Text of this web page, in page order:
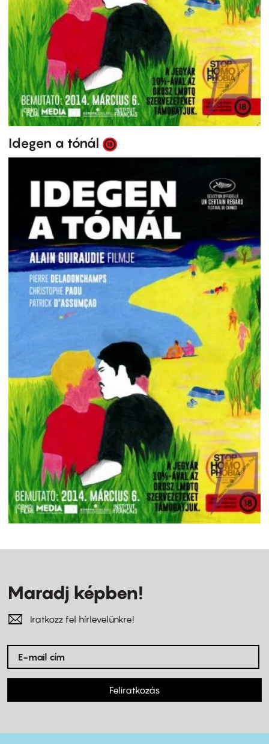
Idegen a tónál
Maradj képben!
Iratkozz fel hírlevelünkre!
Feliratkozás